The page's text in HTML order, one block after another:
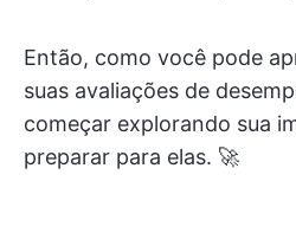
Então, como você pode
suas avaliações de
começar explorando sua
preparar para elas. 🚀